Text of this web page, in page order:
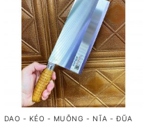
DAO - KÉO - MUỖNG - NĨA - ĐŨA